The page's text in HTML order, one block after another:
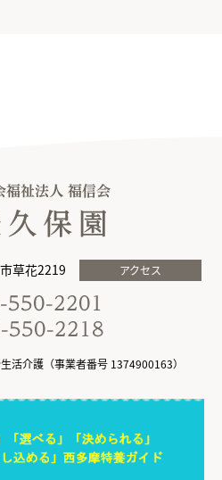
草花2219 アクセス
活介護（事業者番号 1374900163）